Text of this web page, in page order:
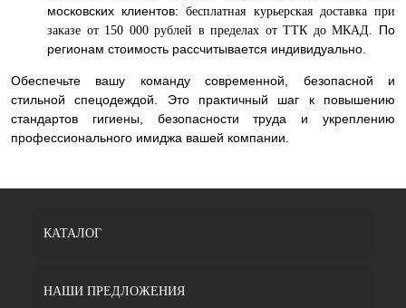
московских клиентов:бесплатная курьерская доставка при
заказе от 150 000 рублей в пределах от ТТК до МКАД.
По
регионам стоимость рассчитывается индивидуально.
Обеспечьте вашу команду современной, безопасной и
стильной спецодеждой. Это практичный шаг к повышению
стандартов гигиены, безопасности труда и укреплению
профессионального имиджа вашей компании.
КАТАЛОГ
НАШИ ПРЕДЛОЖЕНИЯ